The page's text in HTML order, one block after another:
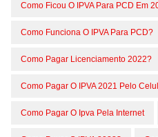
Como Ficou O IPVA Para PCD Em
Como Funciona O IPVA Para PCD?
Como Pagar Licenciamento 2022?
Como Pagar O IPVA 2021 Pelo
Como Pagar O Ipva Pela Internet